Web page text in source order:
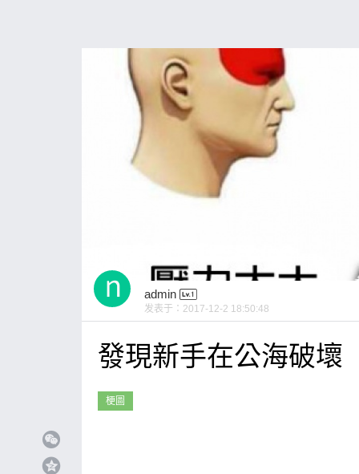
admin
发表于： 2017-12-2 18:50:48
發現新手在公海破壞
梗圖